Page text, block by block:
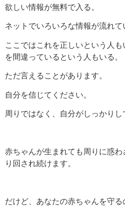
欲しい情報が無料で入る。
ネットでいろいろな情報が流れて
ここではこれを正しいという人
を間違っているという人もいる。
ただ言えることがあります。
自分を信じてください。
周りではなく、自分がしっかりし
赤ちゃんが生まれても周りに惑
り回され続けます。
だけど、あなたの赤ちゃんを守